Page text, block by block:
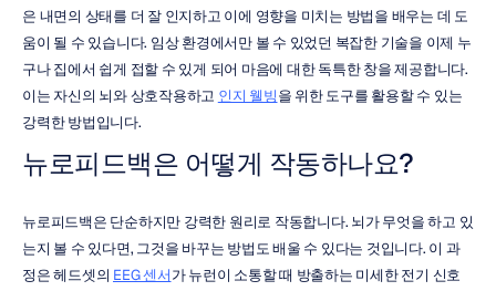
은 내면의 상태를 더 잘 인지하고 이에 영향을 미치는 방법을 배우는 데 도
움이 될 수 있습니다. 임상 환경에서만 볼 수 있었던 복잡한 기술을 이제 누
구나 집에서 쉽게 접할 수 있게 되어 마음에 대한 독특한 창을 제공합니다.
이는 자신의 뇌와 상호작용하고 인지 웰빙을 위한 도구를 활용할 수 있는
강력한 방법입니다.
뉴로피드백은 어떻게 작동하나요?
뉴로피드백은 단순하지만 강력한 원리로 작동합니다. 뇌가 무엇을 하고 있
는지 볼 수 있다면, 그것을 바꾸는 방법도 배울 수 있다는 것입니다. 이 과
정은 헤드셋의 EEG 센서가 뉴런이 소통할 때 방출하는 미세한 전기 신호